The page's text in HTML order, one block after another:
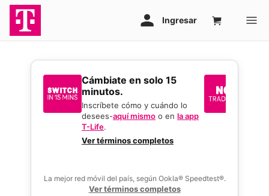
​​​​​​​Cámbiate en solo 15
minutos.
Inscríbete cómo y cuándo lo
desees-aquí mismo o en la app
T-Life.
Ver términos completos
La mejor red móvil del país, según Ookla® Speedtest®.
Ver términos completos